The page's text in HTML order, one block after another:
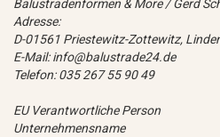
Balustradenformen & More / Gerd
Adresse:
D-01561 Priestewitz-Zottewitz,
E-Mail: info@balustrade24.de
Telefon: 035 267 55 90 49
EU Verantwortliche Person
Unternehmensname